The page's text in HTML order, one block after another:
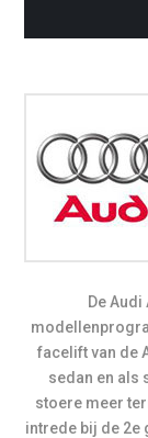
De Audi A6 maakt sinds 1994 deel uit van het
facelift van de
sedan en als
stoere meer
intrede bij de 2e